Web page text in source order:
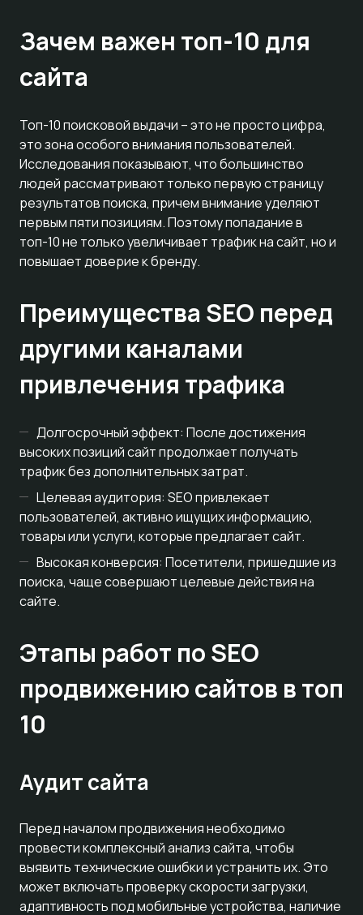
Зачем важен топ-10 для
сайта
Топ-10 поисковой выдачи – это не просто цифра,
это зона особого внимания пользователей.
Исследования показывают, что большинство
людей рассматривают только первую страницу
результатов поиска, причем внимание уделяют
первым пяти позициям. Поэтому попадание в
топ-10 не только увеличивает трафик на сайт, но и
повышает доверие к бренду.
Преимущества SEO перед
другими каналами
привлечения трафика
Долгосрочный эффект: После достижения
высоких позиций сайт продолжает получать
трафик без дополнительных затрат.
Целевая аудитория: SEO привлекает
пользователей, активно ищущих информацию,
товары или услуги, которые предлагает сайт.
Высокая конверсия: Посетители, пришедшие из
поиска, чаще совершают целевые действия на
сайте.
Этапы работ по SEO
продвижению сайтов в топ
10
Аудит сайта
Перед началом продвижения необходимо
провести комплексный анализ сайта, чтобы
выявить технические ошибки и устранить их. Это
может включать проверку скорости загрузки,
адаптивность под мобильные устройства, наличие